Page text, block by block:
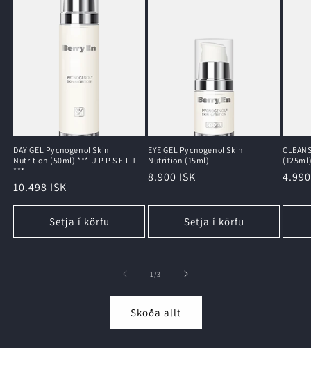
DAY GEL Pycnogenol Skin
Nutrition (50ml) *** U P P S E L T
***
Regular
price
10.498 ISK
Setja í körfu
EYE GEL Pycnogenol Skin
Nutrition (15ml)
Regular
8.900 ISK
Setja í körfu
1/of
3
Skoða allt